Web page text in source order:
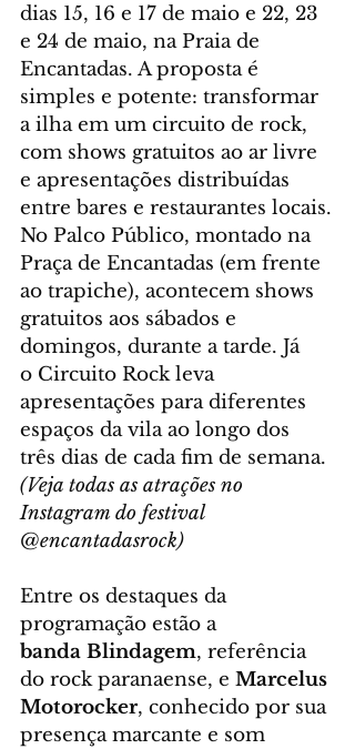
dias 15, 16 e 17 de maio e 22, 23
e 24 de maio, na Praia de
Encantadas. A proposta é
simples e potente: transformar
a ilha em um circuito de rock,
com shows gratuitos ao ar livre
e apresentações distribuídas
entre bares e restaurantes locais.
No Palco Público, montado na
Praça de Encantadas (em frente
ao trapiche), acontecem shows
gratuitos aos sábados e
domingos, durante a tarde. Já
o Circuito Rock leva
apresentações para diferentes
espaços da vila ao longo dos
três dias de cada fim de semana.
(Veja todas as atrações no
Instagram do festival
@encantadasrock)
Entre os destaques da
programação estão a
banda Blindagem, referência
do rock paranaense, e Marcelus
Motorocker, conhecido por sua
presença marcante e som